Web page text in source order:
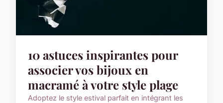
10 astuces inspirantes pour
associer vos bijoux en
macramé à votre style plage
Adoptez le style estival parfait en intégrant les